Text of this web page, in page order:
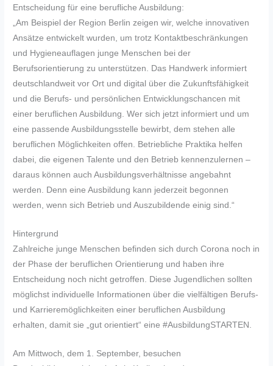
Entscheidung für eine berufliche Ausbildung:
„Am Beispiel der Region Berlin zeigen wir, welche innovativen
Ansätze entwickelt wurden, um trotz Kontaktbeschränkungen
und Hygieneauflagen junge Menschen bei der
Berufsorientierung zu unterstützen. Das Handwerk informiert
deutschlandweit vor Ort und digital über die Zukunftsfähigkeit
und die Berufs- und persönlichen Entwicklungschancen mit
einer beruflichen Ausbildung. Wer sich jetzt informiert und um
eine passende Ausbildungsstelle bewirbt, dem stehen alle
beruflichen Möglichkeiten offen. Betriebliche Praktika helfen
dabei, die eigenen Talente und den Betrieb kennenzulernen –
daraus können auch Ausbildungsverhältnisse angebahnt
werden. Denn eine Ausbildung kann jederzeit begonnen
werden, wenn sich Betrieb und Auszubildende einig sind.“
Hintergrund
Zahlreiche junge Menschen befinden sich durch Corona noch in
der Phase der beruflichen Orientierung und haben ihre
Entscheidung noch nicht getroffen. Diese Jugendlichen sollten
möglichst individuelle Informationen über die vielfältigen Berufs-
und Karrieremöglichkeiten einer beruflichen Ausbildung
erhalten, damit sie „gut orientiert“ eine #AusbildungSTARTEN.
Am Mittwoch, dem 1. September, besuchen